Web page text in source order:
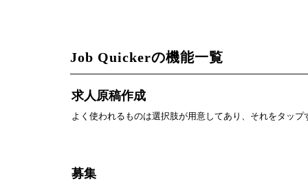
Job Quickerの機能一覧
求人原稿作成
よく使われるものは選択肢が用意してあり、それをタッ
募集